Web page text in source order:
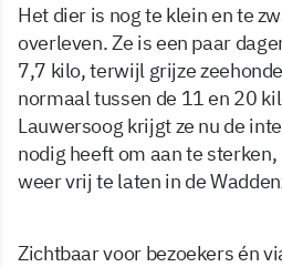
Het dier is nog te klein en te
overleven. Ze is een paar
7,7 kilo, terwijl grijze
normaal tussen de 11 en 20
Lauwersoog krijgt ze nu de
nodig heeft om aan te
weer vrij te laten in de
Zichtbaar voor bezoekers én